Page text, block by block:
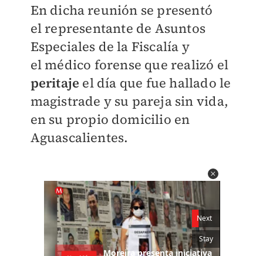
En dicha reunión se presentó
elrepresentante de Asuntos
Especiales de la Fiscalía y
elmédico forense que realizó el
peritaje el día que fue hallado le
magistrade y su pareja sin vida,
en su propio domicilio en
Aguascalientes.